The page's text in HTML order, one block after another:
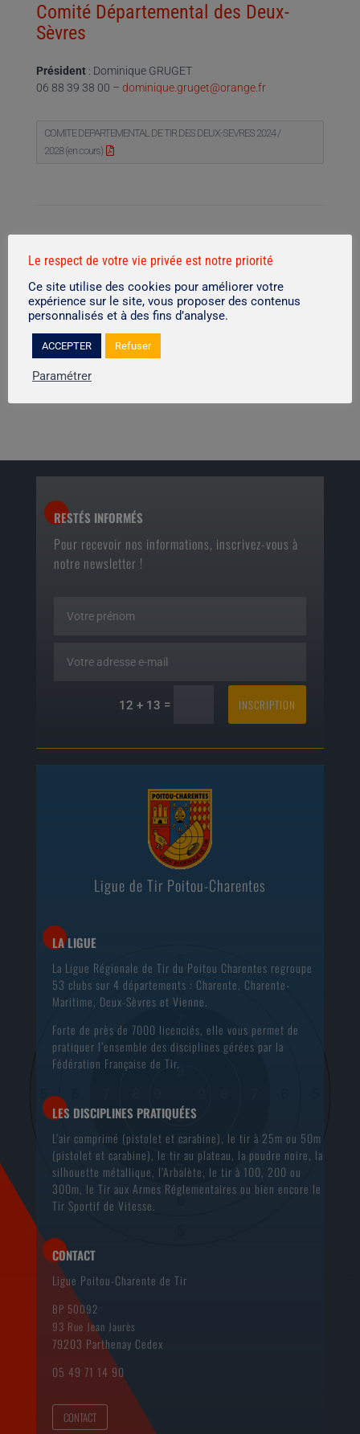
Comité Départemental des Deux-
Sèvres
Président: Dominique GRUGET
06 88 39 38 00 – dominique.gruget@orange.fr
COMITE DEPARTEMENTAL DE TIR DES DEUX-SEVRES 2024 /
2028 (en cours)
Comité Départemental de la Vienne
Président: Denis MANESSE
07 78 54 72 94 – denismanesse2@gmail.com
cours)
RESTÉS INFORMÉS
Pour recevoir nos informations, inscrivez-vous à
notre newsletter !
12 + 13 = INSCRIPTION
Ligue de Tir Poitou-Charentes
LA LIGUE
La Ligue Régionale de Tir du Poitou Charentes regroupe
53 clubs sur 4 départements : Charente, Charente-
Maritime, Deux-Sèvres et Vienne.
Forte de près de 7000 licenciés, elle vous permet de
pratiquer l’ensemble des disciplines gérées par la
Fédération Française de Tir.
LES DISCIPLINES PRATIQUÉES
L’air comprimé (pistolet et carabine), le tir à 25m ou 50m
(pistolet et carabine), le tir au plateau, la poudre noire, la
silhouette métallique, l’Arbalète, le tir à 100, 200 ou
300m, le Tir aux Armes Réglementaires ou bien encore le
Tir Sportif de Vitesse.
CONTACT
Ligue Poitou-Charente de Tir
BP 50092
93 Rue Jean Jaurès
79203 Parthenay Cedex
05 49 71 14 90
CONTACT
Le respect de votre vie privée est notre priorité
Ce site utilise des cookies pour améliorer votre
expérience sur le site, vous proposer des contenus
personnalisés et à des fins d’analyse.
ACCEPTER Refuser
Paramétrer